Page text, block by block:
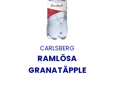
CARLSBERG
RAMLÖSA
GRANATÄPPLE